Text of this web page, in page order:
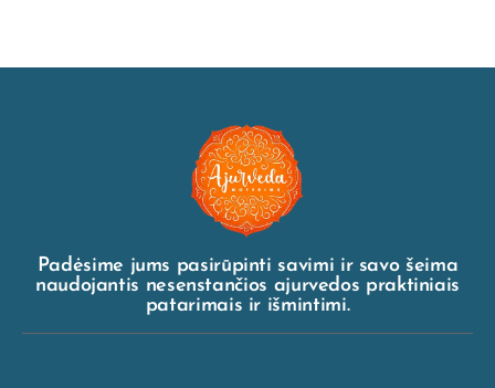
Padėsime jums pasirūpinti savimi ir savo šeima
naudojantis nesenstančios ajurvedos praktiniais
patarimais ir išmintimi.